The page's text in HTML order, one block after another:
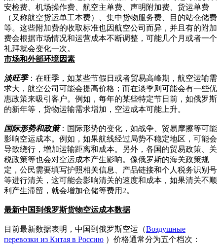
安检费、机场操作费、航空主单费、声明附加费、货运单费
（又称航空货运单工本费）、集中货物服务费、目的站仓储费
等。这些附加费的收取标准也因航空公司而异，并且有的附加
费会根据市场情况和运营成本不断调整，可能几个月或者一个
礼拜就会变化一次。
市场和外部环境因素
淡旺季：在旺季，如某些节假日或者贸易高峰期，航空运输需
求大，航空公司可能会提高价格；而在淡季则可能会有一些优
惠政策来吸引客户。例如，每年的某些特定节日前，如俄罗斯
的新年等，货物运输需求增加，空运成本可能上升。
国际形势和政策：国际形势的变化，如战争、贸易摩擦等可能
影响空运成本。例如，如果航线经过局势不稳定地区，可能会
导致绕行，增加运输距离和成本。另外，各国的贸易政策、关
税政策等也会对空运成本产生影响。像俄罗斯的海关政策规
定，公民需要填写护照相关信息、产品链接和个人税务识别号
等进行清关，这可能会影响清关的速度和成本，如果清关不顺
利产生滞留，就会增加仓储等费用2。
最新中国到俄罗斯货物空运成本数据
目前最新数据表明，中国到俄罗斯空运（Воздушные
перевозки из Китая в Россию ）价格通常分为五个档次：